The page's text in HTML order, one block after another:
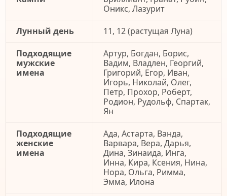
Оникс, Лазурит
Лунный день
11, 12 (растущая Луна)
Подходящие
мужские
имена
Артур, Богдан, Борис,
Вадим, Владлен, Георгий,
Григорий, Егор, Иван,
Игорь, Николай, Олег,
Петр, Прохор, Роберт,
Родион, Рудольф, Спартак,
Ян
Подходящие
женские
имена
Ада, Астарта, Ванда,
Варвара, Вера, Дарья,
Дина, Зинаида, Инга,
Инна, Кира, Ксения, Нина,
Нора, Ольга, Римма,
Эмма, Илона